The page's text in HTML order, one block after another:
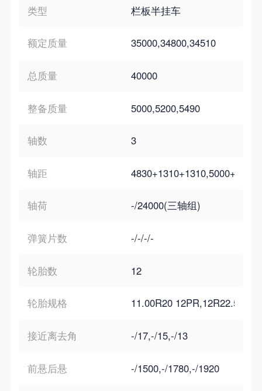
类型 栏板半挂车
额定质量 35000,34800,34510
总质量 40000
整备质量 5000,5200,5490
轴数 3
轴距
轴荷 -/24000(三轴组)
弹簧片数 -/-/-/-
轮胎数 12
轮胎规格 11.00R20 12PR,12R22.5
接近离去角 -/17,-/15,-/13
前悬后悬 -/1500,-/1780,-/1920